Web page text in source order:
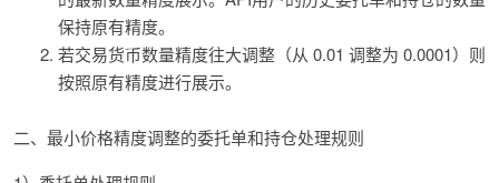
保持原有精度。
若交易货币数量精度往大调整（从 0.01 调整为 0.0001）则
按照原有精度进行展示。
二、最小价格精度调整的委托单和持仓处理规则